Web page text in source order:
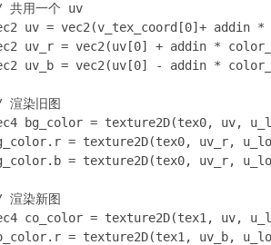
共用一个 uv
uv = vec2(v_tex_coord[0]+ addin
uv_r = vec2(uv[0] + addin *
uv_b = vec2(uv[0] - addin *
渲染旧图
bg_color = texture2D(tex0, uv,
= texture2D(tex0, uv_r,
= texture2D(tex0, uv_r,
渲染新图
co_color = texture2D(tex1, uv,
= texture2D(tex1, uv_b,